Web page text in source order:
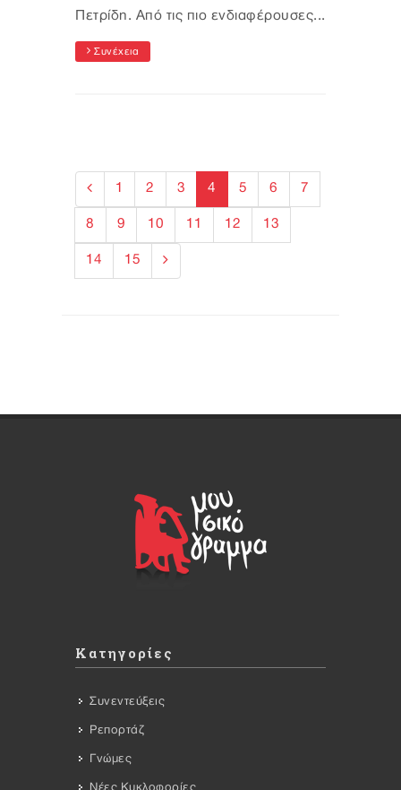
Πετρίδη. Από τις πιο ενδιαφέρουσες...
Συνέχεια
1 2 3 4 5 6 7
8 9 10 11 12 13
14 15
Κατηγορίες
Συνεντεύξεις
Ρεπορτάζ
Γνώμες
Νέες Κυκλοφορίες